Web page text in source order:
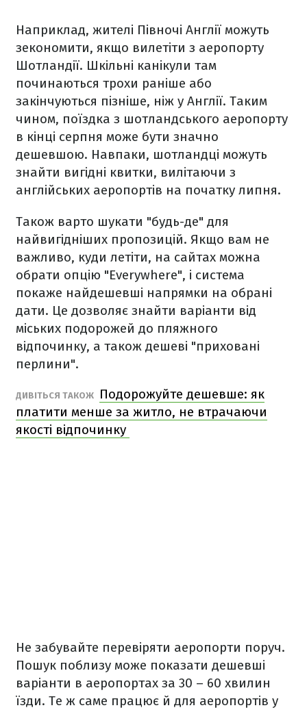
Наприклад, жителі Півночі Англії можуть
зекономити, якщо вилетіти з аеропорту
Шотландії. Шкільні канікули там
починаються трохи раніше або
закінчуються пізніше, ніж у Англії. Таким
чином, поїздка з шотландського аеропорту
в кінці серпня може бути значно
дешевшою. Навпаки, шотландці можуть
знайти вигідні квитки, вилітаючи з
англійських аеропортів на початку липня.
Також варто шукати "будь-де" для
найвигідніших пропозицій. Якщо вам не
важливо, куди летіти, на сайтах можна
обрати опцію "Everywhere", і система
покаже найдешевші напрямки на обрані
дати. Це дозволяє знайти варіанти від
міських подорожей до пляжного
відпочинку, а також дешеві "приховані
перлини".
ДИВІТЬСЯ ТАКОЖ
Подорожуйте дешевше: як
платити менше за житло, не втрачаючи
якості відпочинку
Не забувайте перевіряти аеропорти поруч.
Пошук поблизу може показати дешевші
варіанти в аеропортах за 30 – 60 хвилин
їзди. Те ж саме працює й для аеропортів у